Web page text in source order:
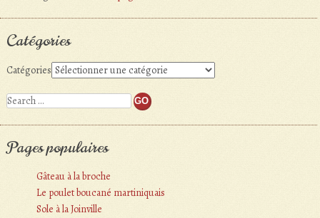
Catégories
Catégories
Search
Pages populaires
Gâteau à la broche
Le poulet boucané martiniquais
Sole à la Joinville